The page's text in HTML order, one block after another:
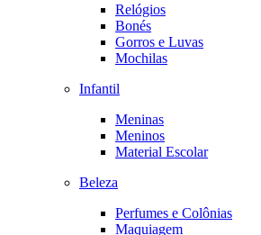
Relógios
Bonés
Gorros e Luvas
Mochilas
Infantil
Meninas
Meninos
Material Escolar
Beleza
Perfumes e Colônias
Maquiagem